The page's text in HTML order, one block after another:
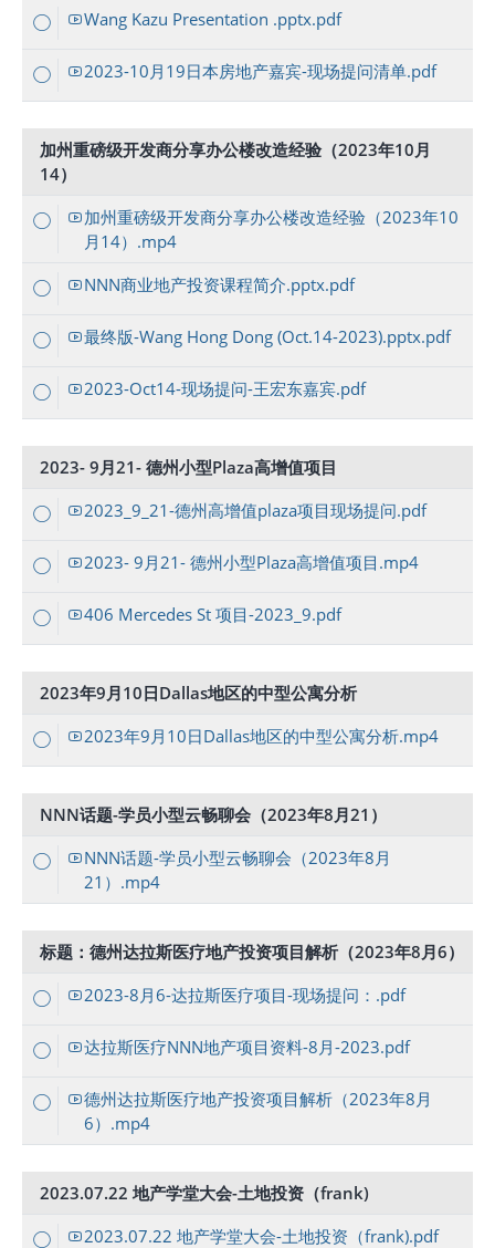
Wang Kazu Presentation .pptx.pdf
2023-10月19日本房地产嘉宾-现场提问清单.pdf
加州重磅级开发商分享办公楼改造经验（2023年10月
14）
加州重磅级开发商分享办公楼改造经验（2023年10
月14）.mp4
NNN商业地产投资课程简介.pptx.pdf
最终版-Wang Hong Dong (Oct.14-2023).pptx.pdf
2023-Oct14-现场提问-王宏东嘉宾.pdf
2023- 9月21- 德州小型Plaza高增值项目
2023_9_21-德州高增值plaza项目现场提问.pdf
2023- 9月21- 德州小型Plaza高增值项目.mp4
406 Mercedes St 项目-2023_9.pdf
2023年9月10日Dallas地区的中型公寓分析
2023年9月10日Dallas地区的中型公寓分析.mp4
NNN话题-学员小型云畅聊会（2023年8月21）
NNN话题-学员小型云畅聊会（2023年8月
21）.mp4
标题：德州达拉斯医疗地产投资项目解析（2023年8月6）
2023-8月6-达拉斯医疗项目-现场提问：.pdf
达拉斯医疗NNN地产项目资料-8月-2023.pdf
德州达拉斯医疗地产投资项目解析（2023年8月
6）.mp4
2023.07.22 地产学堂大会-土地投资（frank)
2023.07.22 地产学堂大会-土地投资（frank).pdf